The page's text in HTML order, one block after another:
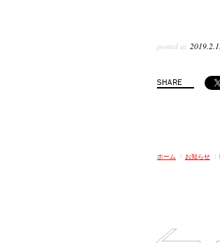
posted at
ホーム / お知らせ /